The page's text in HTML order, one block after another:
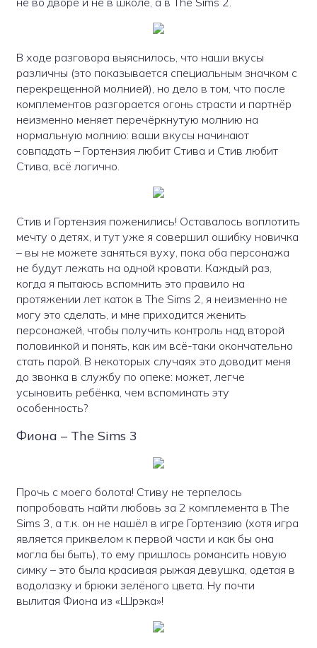
В ходе разговора выяснилось, что наши вкусы
различны (это показывается специальным значком с
перекрещенной молнией), но дело в том, что после
комплементов разгорается огонь страсти и партнёр
неизменно меняет перечёркнутую молнию на
нормальную молнию: ваши вкусы начинают
совпадать – Гортензия любит Стива и Стив любит
Стива, всё логично.
Стив и Гортензия поженились! Оставалось воплотить
мечту о детях, и тут уже я совершил ошибку новичка
– вы не можете заняться вуху, пока оба персонажа
не будут лежать на одной кровати. Каждый раз,
когда я пытаюсь вспомнить это правило на
протяжении лет каток в The Sims 2, я неизменно не
могу это сделать, и мне приходится женить
персонажей, чтобы получить контроль над второй
половинкой и понять, как им всё-таки окончательно
стать парой. В некоторых случаях это доводит меня
до звонка в службу по опеке: может, легче
усыновить ребёнка, чем вспоминать эту
особенность?
Фиона – The Sims 3
Прочь с моего болота! Стиву не терпелось
попробовать найти любовь за 2 комплемента в The
Sims 3, а т.к. он не нашёл в игре Гортензию (хотя игра
является приквелом к первой части и как бы она
могла бы быть), то ему пришлось романсить новую
симку – это была красивая рыжая девушка, одетая в
водолазку и брюки зелёного цвета. Ну почти
вылитая Фиона из «Шрэка»!